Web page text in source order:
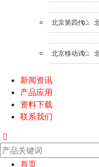
北京第四代IP44工业插头
北京移动式组合箱
新闻资讯
产品应用
资料下载
联系我们
首页